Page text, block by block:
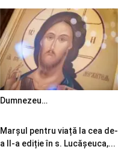
Dumnezeu…
Marșul pentru viață la cea de-
a II-a ediție în s. Lucășeuca,...